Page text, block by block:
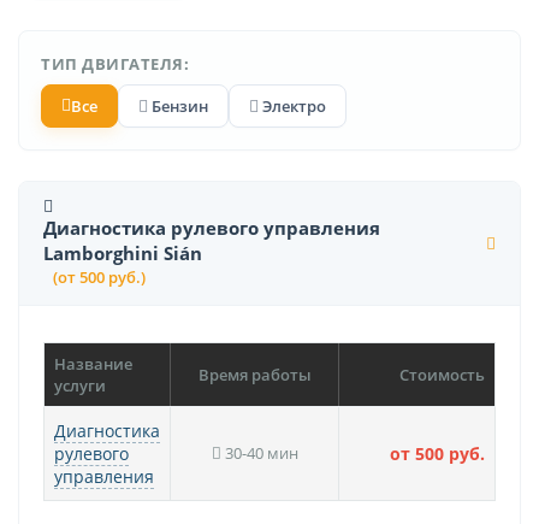
ТИП ДВИГАТЕЛЯ:
Все
Бензин Электро
Диагностика рулевого управления
Lamborghini Sián
(от 500 руб.)
Название
услуги
Время работы Стоимость
Диагностика
рулевого
управления
30-40 мин от 500 руб.